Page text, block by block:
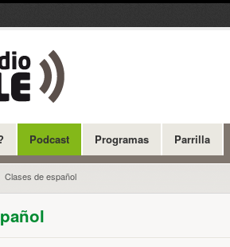
Podcast Programas Parrilla
Clases de español